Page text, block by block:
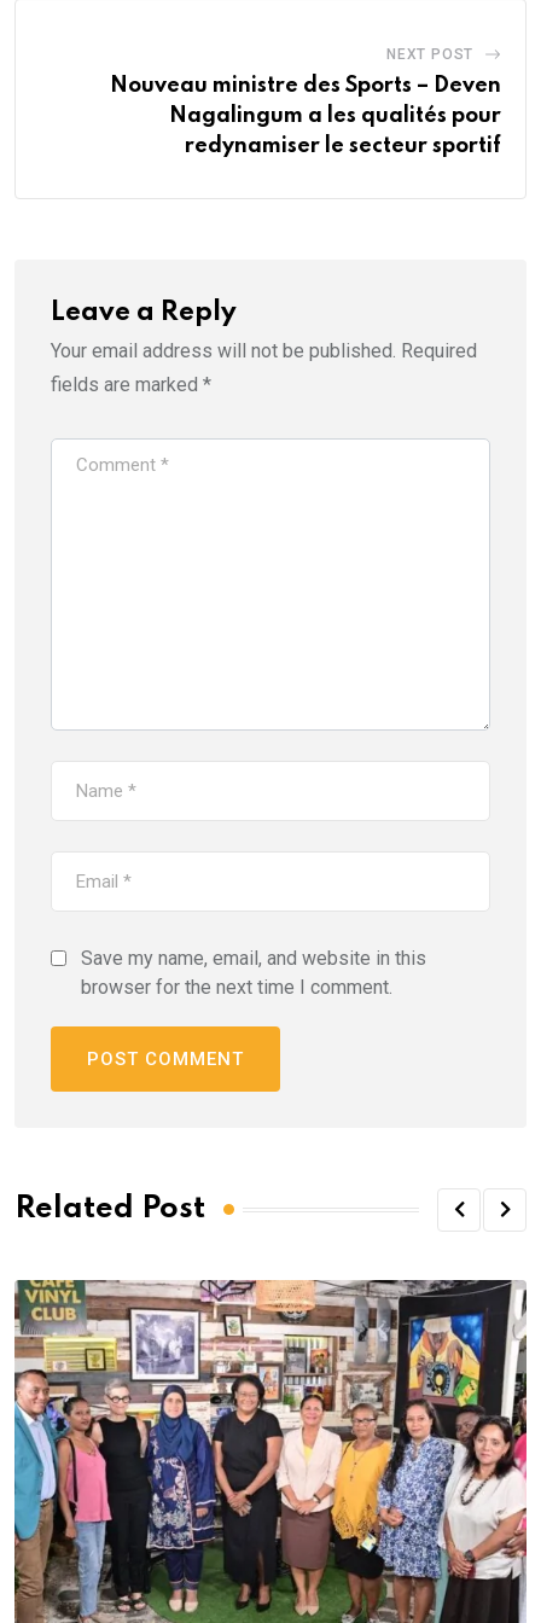
NEXT POST
Nouveau ministre des Sports – Deven
Nagalingum a les qualités pour
redynamiser le secteur sportif
Leave a Reply
Your email address will not be published. Required
fields are marked *
Save my name, email, and website in this
browser for the next time I comment.
Related Post